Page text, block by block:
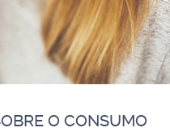
O CONSUMO